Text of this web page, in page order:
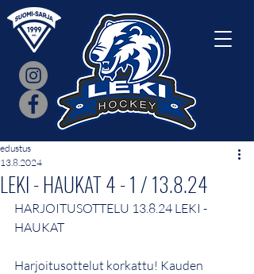
LEKI - HAUKAT 4 - 1 / 13.8.24
edustus
13.8.2024
HARJOITUSOTTELU 13.8.24 LEKI -
HAUKAT
Harjoitusottelut korkattu! Kauden